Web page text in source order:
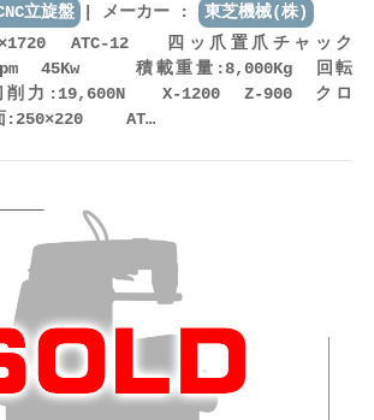
立旋盤 メーカー :
東芝機械(株)
ATC-12 四ッ爪置爪チャック
45Kw 積載重量:8,000Kg 回転
削力:19,600N X-1200 Z-900 クロ
:250×220 AT…